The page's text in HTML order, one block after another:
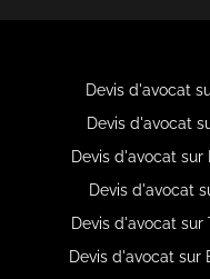
Devis d'avocat
Devis d'avocat
Devis d'avocat
Devis d'avocat
Devis d'avocat
Devis d'avocat sur